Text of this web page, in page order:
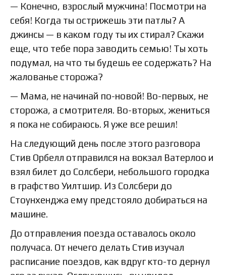
— Конечно, взрослый мужчина! Посмотри на
себя! Когда ты острижешь эти патлы? А
джинсы — в каком году ты их стирал? Скажи
еще, что тебе пора заводить семью! Ты хоть
подумал, на что ты будешь ее содержать? На
жалованье сторожа?
— Мама, не начинай по-новой! Во-первых, не
сторожа, а смотрителя. Во-вторых, жениться
я пока не собираюсь. Я уже все решил!
На следующий день после этого разговора
Стив Орбелл отправился на вокзал Ватерлоо и
взял билет до Солсбери, небольшого городка
в графство Уилтшир. Из Солсбери до
Стоунхенджа ему предстояло добираться на
машине.
До отправления поезда оставалось около
получаса. От нечего делать Стив изучал
расписание поездов, как вдруг кто-то дернул